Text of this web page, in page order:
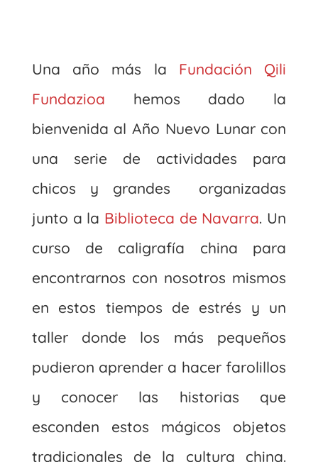
Una año más la Fundación Qili
Fundazioa hemos dado la
bienvenida al Año Nuevo Lunar con
una serie de actividades para
chicos y grandes organizadas
junto a la Biblioteca de Navarra. Un
curso de caligrafía china para
encontrarnos con nosotros mismos
en estos tiempos de estrés y un
taller donde los más pequeños
pudieron aprender a hacer farolillos
y conocer las historias que
esconden estos mágicos objetos
tradicionales de la cultura china.